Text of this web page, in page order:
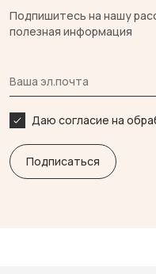
Подпишитесь на нашу
полезная информация
Даю согласие на